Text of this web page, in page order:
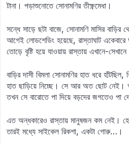
টানা। পড়াশুনোতে সোনামণির তীক্ষ্ণমেধা।
সন্ধে সাড়ে ছটা বাজে, সোনামণি মাসির বাড়ির
আগেই লোডশেডিং হয়েছে, রাস্তাঘাট
তোড়ে বৃষ্টি হয়ে যাওয়ায় রাস্তায় এখানে-
বাড়ির দাসী বিমলা সোনামণির হাত ধরে
হাত ছাড়িয়ে নিচ্ছে। সে আর অত ছোট নেই।
তখন সে বারোতে পা দিয়ে বড়দের জগতেও পা
এত অন্ধকারেও রাস্তায় মানুষজন কম নেই।
তারই মধ্যে সাইকেল রিকশা, একটা গোরু…।